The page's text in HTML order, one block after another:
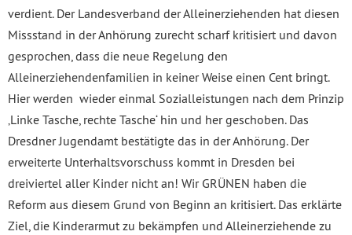
verdient. Der Landesverband der Alleinerziehenden hat diesen
Missstand in der Anhörung zurecht scharf kritisiert und davon
gesprochen, dass die neue Regelung den
Alleinerziehendenfamilien in keiner Weise einen Cent bringt.
Hier werden wieder einmal Sozialleistungen nach dem Prinzip
‚Linke Tasche, rechte Tasche‘ hin und her geschoben. Das
Dresdner Jugendamt bestätigte das in der Anhörung. Der
erweiterte Unterhaltsvorschuss kommt in Dresden bei
dreiviertel aller Kinder nicht an! Wir GRÜNEN haben die
Reform aus diesem Grund von Beginn an kritisiert. Das erklärte
Ziel, die Kinderarmut zu bekämpfen und Alleinerziehende zu